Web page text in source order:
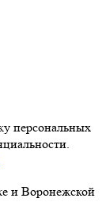
персональных
и Воронежской